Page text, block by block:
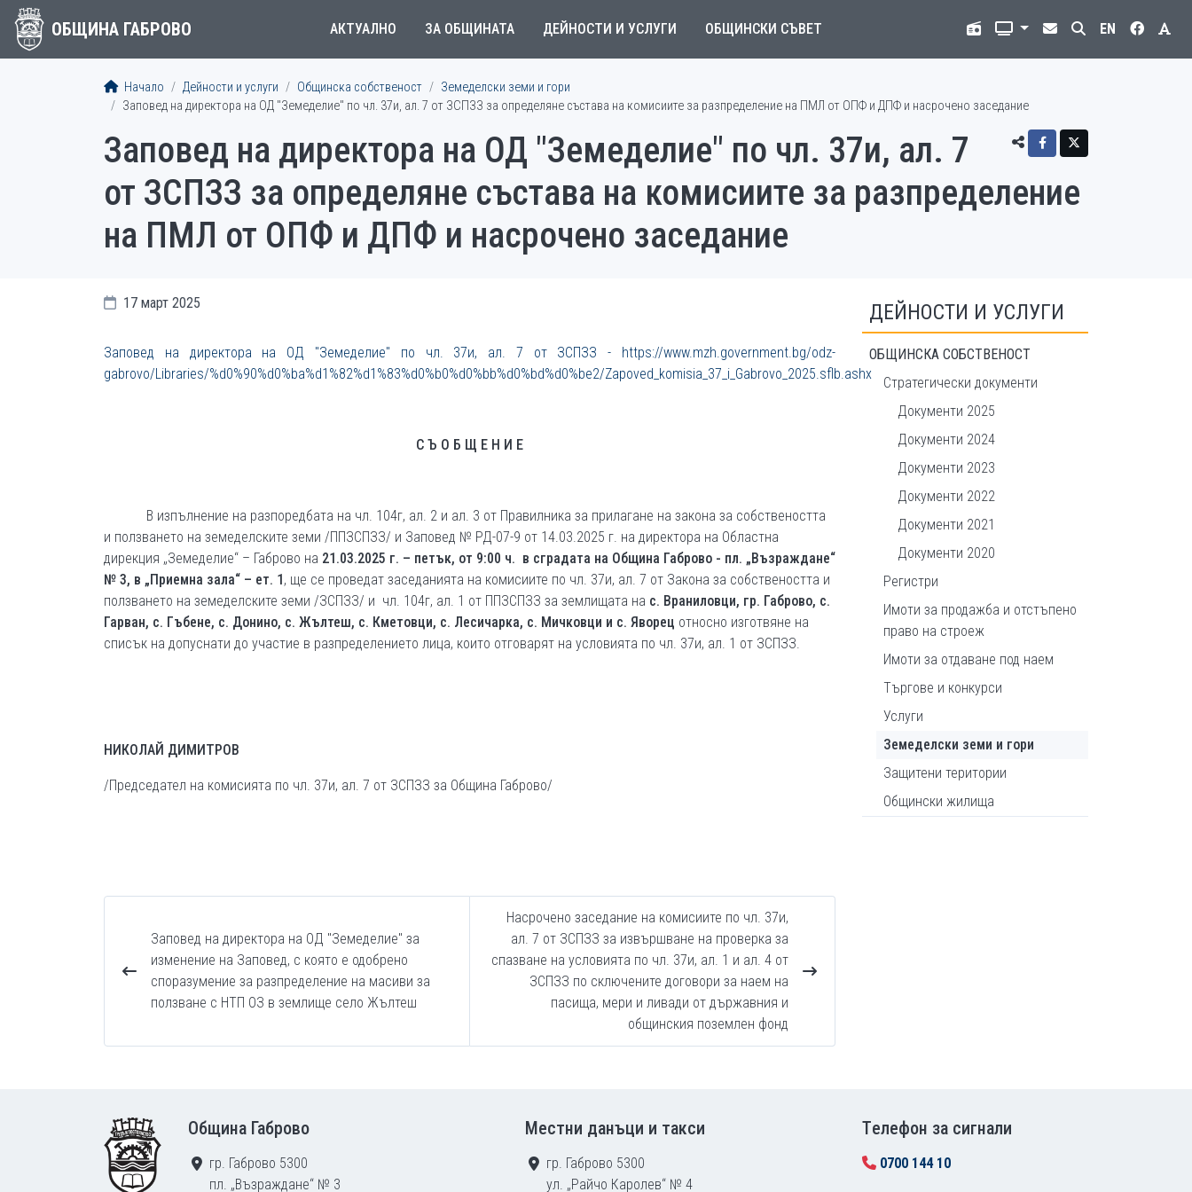
ОБЩИНА ГАБРОВО АКТУАЛНО ЗА ОБЩИНАТА ДЕЙНОСТИ И УСЛУГИ ОБЩИНСКИ СЪВЕТ EN
Начало Дейности и услуги Общинска собственост
Земеделски земи и гори
Заповед на директора на ОД "Земеделие" по чл. 37и, ал. 7 от ЗСПЗЗ за определяне състава на комисиите за разпределение на ПМЛ от ОПФ и ДПФ и насрочено заседание
Заповед на директора на ОД "Земеделие" по чл. 37и, ал. 7
от ЗСПЗЗ за определяне състава на комисиите за разпределение
на ПМЛ от ОПФ и ДПФ и насрочено заседание
17 март 2025
Заповед на директора на ОД "Земеделие" по чл. 37и, ал. 7 от ЗСПЗЗ - https://www.mzh.government.bg/odz-
gabrovo/Libraries/%d0%90%d0%ba%d1%82%d1%83%d0%b0%d0%bb%d0%bd%d0%be2/Zapoved_komisia_37_i_Gabrovo_2025.sflb.ashx
С Ъ О Б Щ Е Н И Е
В изпълнение на разпоредбата на чл. 104г, ал. 2 и ал. 3 от Правилника за прилагане на закона за собствеността
и ползването на земеделските земи /ППЗСПЗЗ/ и Заповед № РД-07-9 от 14.03.2025 г. на директора на Областна
дирекция „Земеделие“ – Габрово на 21.03.2025 г. – петък, от 9:00 ч. в сградата на Община Габрово - пл. „Възраждане“
№ 3, в „Приемна зала“ – ет. 1, ще се проведат заседанията на комисиите по чл. 37и, ал. 7 от Закона за собствеността и
ползването на земеделските земи /ЗСПЗЗ/ и чл. 104г, ал. 1 от ППЗСПЗЗ за землищата на с. Враниловци, гр. Габрово, с.
Гарван, с. Гъбене, с. Донино, с. Жълтеш, с. Кметовци, с. Лесичарка, с. Мичковци и с. Яворец относно изготвяне на
списък на допуснати до участие в разпределението лица, които отговарят на условията по чл. 37и, ал. 1 от ЗСПЗЗ.
НИКОЛАЙ ДИМИТРОВ
/Председател на комисията по чл. 37и, ал. 7 от ЗСПЗЗ за Община Габрово/
Заповед на директора на ОД "Земеделие" за
изменение на Заповед, с която е одобрено
споразумение за разпределение на масиви за
ползване с НТП ОЗ в землище село Жълтеш
Насрочено заседание на комисиите по чл. 37и,
ал. 7 от ЗСПЗЗ за извършване на проверка за
спазване на условията по чл. 37и, ал. 1 и ал. 4 от
ЗСПЗЗ по сключените договори за наем на
пасища, мери и ливади от държавния и
общинския поземлен фонд
ДЕЙНОСТИ И УСЛУГИ
ОБЩИНСКА СОБСТВЕНОСТ
Стратегически документи
Документи 2025
Документи 2024
Документи 2023
Документи 2022
Документи 2021
Документи 2020
Регистри
Имоти за продажба и отстъпено
право на строеж
Имоти за отдаване под наем
Търгове и конкурси
Услуги
Земеделски земи и гори
Защитени територии
Общински жилища
Община Габрово
гр. Габрово 5300
пл. „Възраждане“ № 3
Местни данъци и такси
гр. Габрово 5300
ул. „Райчо Каролев“ № 4
Tелефон за сигнали
0700 144 10